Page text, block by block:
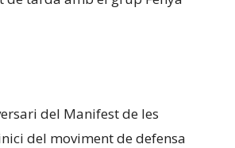
del Manifest de les
del moviment de defensa